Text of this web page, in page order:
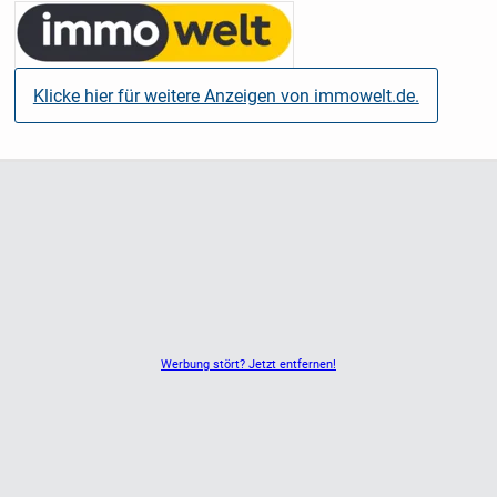
verschenken oder verkaufen
- Mit einer Pflegeimmobilie haben Sie Sicherheit und
Rendite in einem Produkt
- Sie profitieren von kleinen Kaufpreisen zwischen
180.000 € und 250.000 €
- Sie kaufen Ihre Pflegeimmobilie provisionsfrei
Werbung stört? Jetzt entfernen!
Klicke hier für weitere Anzeigen von immowelt.de.